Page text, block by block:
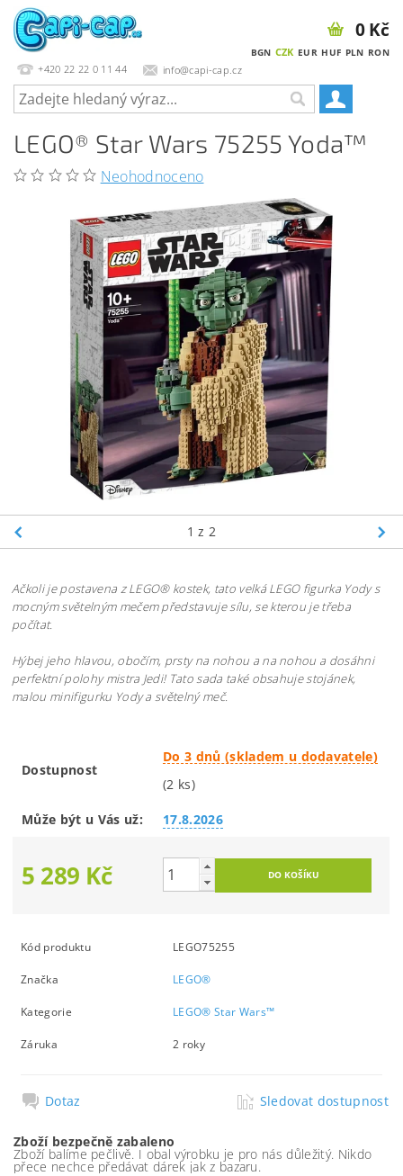
+420 22 22 0 11 44 info@capi-cap.cz
BGN CZK EUR HUF PLN RON
0 Kč
LEGO® Star Wars 75255 Yoda™
Neohodnoceno
1 z 2
Ačkoli je postavena z LEGO® kostek, tato velká LEGO figurka Yody s
mocným světelným mečem představuje sílu, se kterou je třeba
počítat.
Hýbej jeho hlavou, obočím, prsty na nohou a na nohou a dosáhni
perfektní polohy mistra Jedi! Tato sada také obsahuje stojánek,
malou minifigurku Yody a světelný meč.
Dostupnost
Do 3 dnů (skladem u dodavatele)
(2 ks)
Může být u Vás už: 17.8.2026
5 289 Kč
Kód produktu LEGO75255
Značka LEGO®
Kategorie LEGO® Star Wars™
Záruka 2 roky
Dotaz Sledovat dostupnost
Zboží bezpečně zabaleno
Zboží balíme pečlivě. I obal výrobku je pro nás důležitý. Nikdo
přece nechce předávat dárek jak z bazaru.